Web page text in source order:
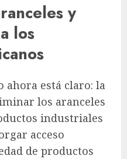
y
los
ahora está claro: la
los aranceles
industriales
acceso
de productos